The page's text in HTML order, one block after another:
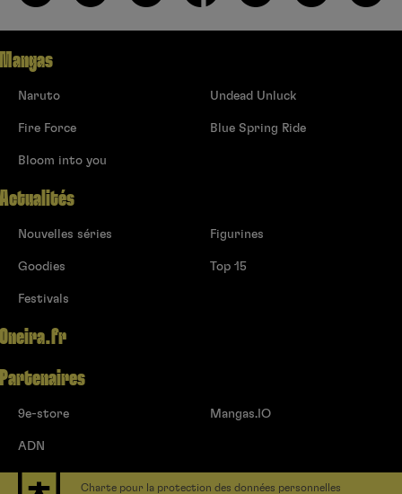
Mangas
Naruto
Fire Force
Bloom into you
Undead Unluck
Blue Spring Ride
Actualités
Nouvelles séries
Goodies
Festivals
Figurines
Top 15
Oneira.fr
Partenaires
9e-store
ADN
Mangas.IO
Charte pour la protection des données personnelles